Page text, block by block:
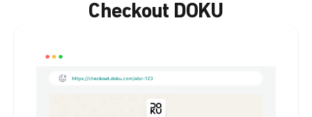
Checkout DOKU